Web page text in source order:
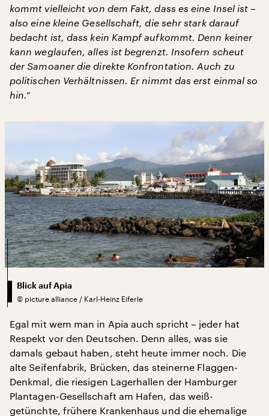
kommt vielleicht von dem Fakt, dass es eine Insel ist –
also eine kleine Gesellschaft, die sehr stark darauf
bedacht ist, dass kein Kampf aufkommt. Denn keiner
kann weglaufen, alles ist begrenzt. Insofern scheut
der Samoaner die direkte Konfrontation. Auch zu
politischen Verhältnissen. Er nimmt das erst einmal so
hin.“
Blick auf Apia
© picture alliance / Karl-Heinz Eiferle
Egal mit wem man in Apia auch spricht – jeder hat
Respekt vor den Deutschen. Denn alles, was sie
damals gebaut haben, steht heute immer noch. Die
alte Seifenfabrik, Brücken, das steinerne Flaggen-
Denkmal, die riesigen Lagerhallen der Hamburger
Plantagen-Gesellschaft am Hafen, das weiß-
getünchte, frühere Krankenhaus und die ehemalige